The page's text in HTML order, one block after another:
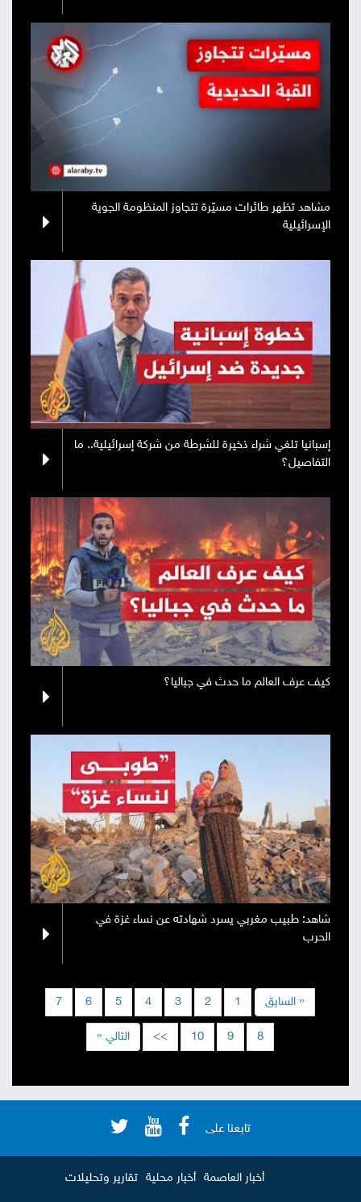
مشاهد تظهر طائرات مسيّرة تتجاوز المنظومة الجوية
الإسرائيلية
إسبانيا تلغي شراء ذخيرة للشرطة من شركة إسرائيلية.. ما
التفاصيل؟
كيف عرف العالم ما حدث في جباليا؟
شاهد: طبيب مغربي يسرد شهادته عن نساء غزة في
الحرب
« السابق 1
2
3
4
5
6
7
8
9
10
>> التالي »
تابعنا على
أخبار العاصمة أخبار محلية تقارير وتحليلات